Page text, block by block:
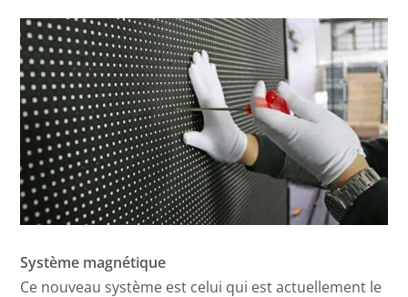
Système magnétique
Ce nouveau système est celui qui est actuellement le